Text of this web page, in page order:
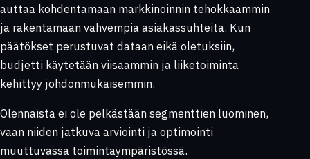
auttaa kohdentamaan markkinoinnin tehokkaammin
ja rakentamaan vahvempia asiakassuhteita. Kun
päätökset perustuvat dataan eikä oletuksiin,
budjetti käytetään viisaammin ja liiketoiminta
kehittyy johdonmukaisemmin.
Olennaista ei ole pelkästään segmenttien luominen,
vaan niiden jatkuva arviointi ja optimointi
muuttuvassa toimintaympäristössä.